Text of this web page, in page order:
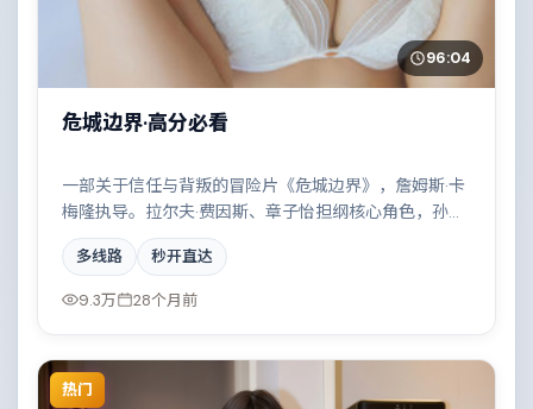
96:04
危城边界·高分必看
一部关于信任与背叛的冒险片《危城边界》，詹姆斯·卡
梅隆执导。拉尔夫·费因斯、章子怡担纲核心角色，孙艺
珍、白宇、宋康昊等实力加盟，取景与班底多来自美
国。边境线上的对峙与谈判扣人心弦。结尾留白耐人寻
味。
多线路 秒开直达
9.3万 28个月前
热门